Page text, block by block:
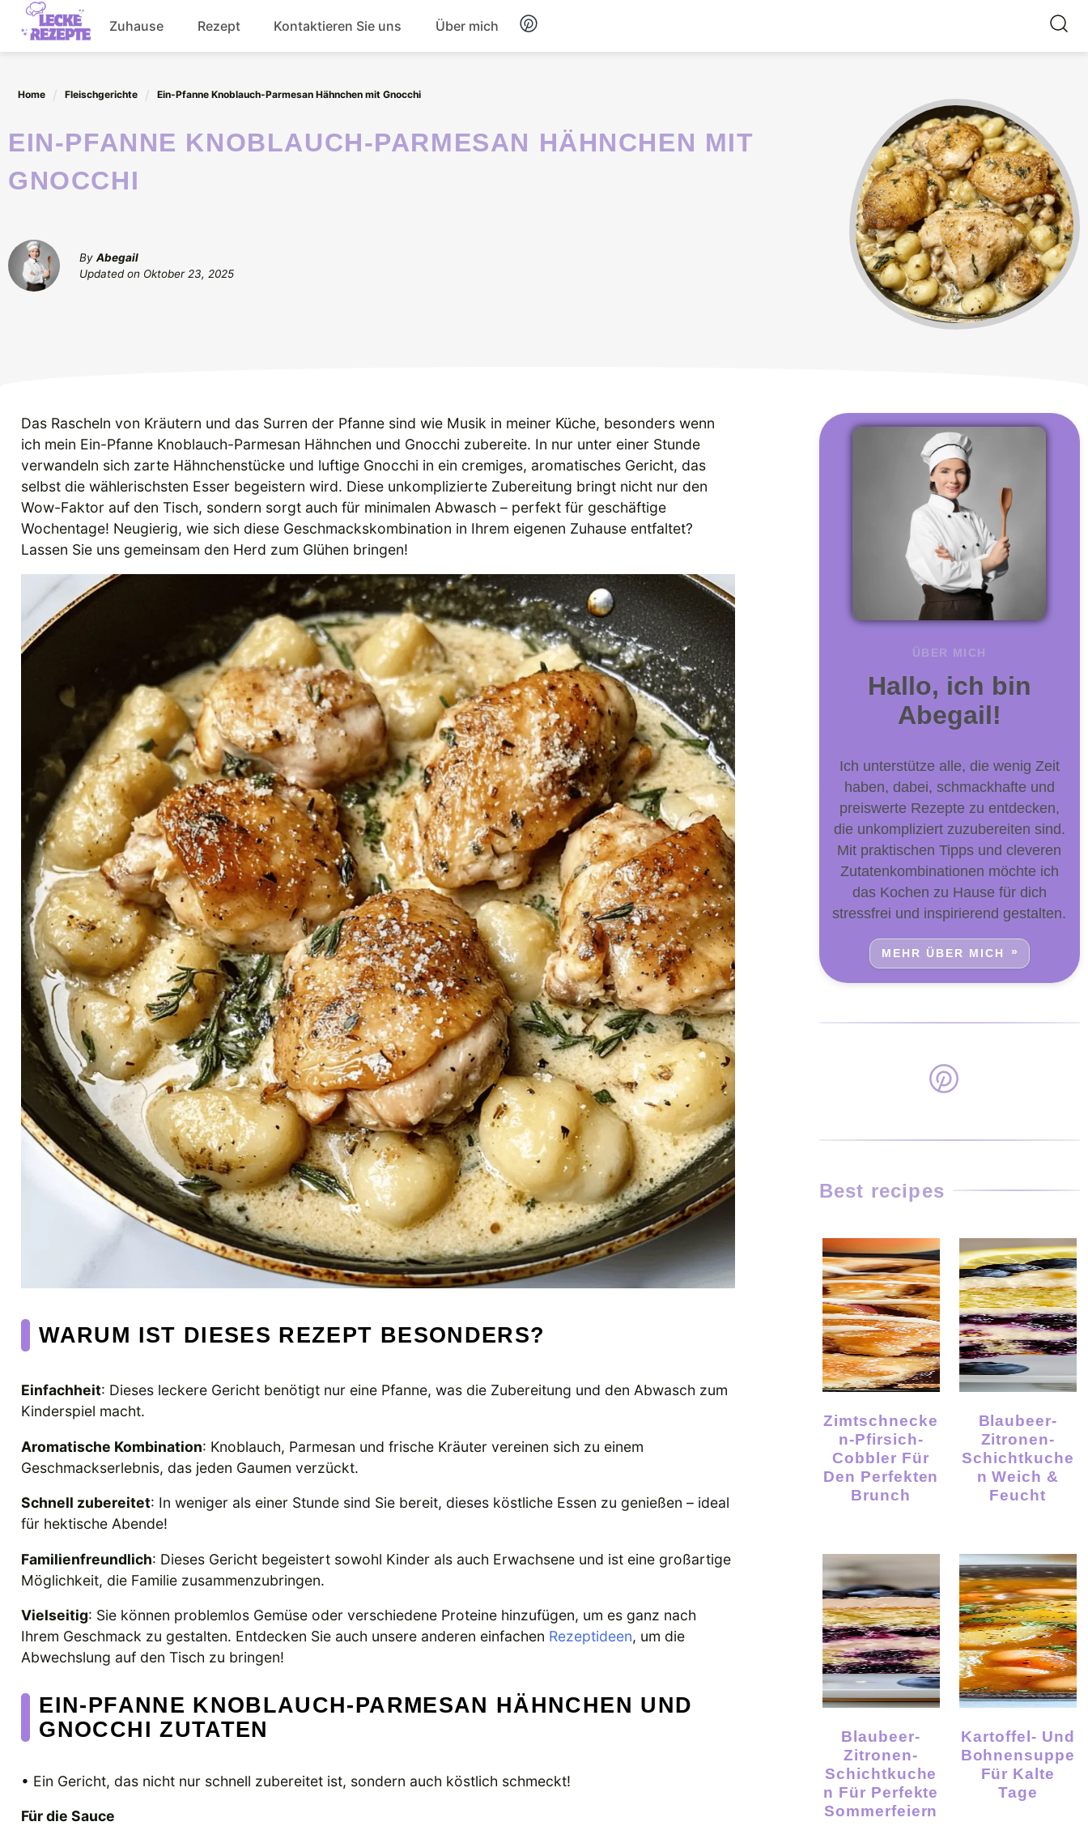
Skip
content
Zuhause Rezept Kontaktieren Sie uns Über mich
Home Fleischgerichte Ein-Pfanne Knoblauch-Parmesan Hähnchen mit Gnocchi
EIN-PFANNE KNOBLAUCH-PARMESAN HÄHNCHEN MIT
GNOCCHI
By Abegail
Updated on Oktober 23, 2025
Das Rascheln von Kräutern und das Surren der Pfanne sind wie Musik in meiner Küche, besonders wenn
ich mein Ein-Pfanne Knoblauch-Parmesan Hähnchen und Gnocchi zubereite. In nur unter einer Stunde
verwandeln sich zarte Hähnchenstücke und luftige Gnocchi in ein cremiges, aromatisches Gericht, das
selbst die wählerischsten Esser begeistern wird. Diese unkomplizierte Zubereitung bringt nicht nur den
Wow-Faktor auf den Tisch, sondern sorgt auch für minimalen Abwasch – perfekt für geschäftige
Wochentage! Neugierig, wie sich diese Geschmackskombination in Ihrem eigenen Zuhause entfaltet?
Lassen Sie uns gemeinsam den Herd zum Glühen bringen!
WARUM IST DIESES REZEPT BESONDERS?
Einfachheit: Dieses leckere Gericht benötigt nur eine Pfanne, was die Zubereitung und den Abwasch zum
Kinderspiel macht.
Aromatische Kombination: Knoblauch, Parmesan und frische Kräuter vereinen sich zu einem
Geschmackserlebnis, das jeden Gaumen verzückt.
Schnell zubereitet: In weniger als einer Stunde sind Sie bereit, dieses köstliche Essen zu genießen – ideal
für hektische Abende!
Familienfreundlich: Dieses Gericht begeistert sowohl Kinder als auch Erwachsene und ist eine großartige
Möglichkeit, die Familie zusammenzubringen.
Vielseitig: Sie können problemlos Gemüse oder verschiedene Proteine hinzufügen, um es ganz nach
Ihrem Geschmack zu gestalten. Entdecken Sie auch unsere anderen einfachen Rezeptideen, um die
Abwechslung auf den Tisch zu bringen!
EIN-PFANNE KNOBLAUCH-PARMESAN HÄHNCHEN UND
GNOCCHI ZUTATEN
• Ein Gericht, das nicht nur schnell zubereitet ist, sondern auch köstlich schmeckt!
Für die Sauce
ÜBER MICH
Hallo, ich bin
Abegail!
Ich unterstütze alle, die wenig Zeit
haben, dabei, schmackhafte und
preiswerte Rezepte zu entdecken,
die unkompliziert zuzubereiten sind.
Mit praktischen Tipps und cleveren
Zutatenkombinationen möchte ich
das Kochen zu Hause für dich
stressfrei und inspirierend gestalten.
MEHR ÜBER MICH
Best recipes
Zimtschnecke
N-Pfirsich-
Cobbler Für
Den Perfekten
Brunch
Blaubeer-
Zitronen-
Schichtkuche
N Weich &
Feucht
Blaubeer-
Zitronen-
Schichtkuche
N Für Perfekte
Sommerfeiern
Kartoffel- Und
Bohnensuppe
Für Kalte
Tage